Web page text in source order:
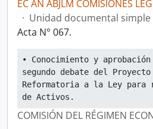
EC AN ABJLM COMISIONES
· Unidad documental simple
Acta N° 067.
• Conocimiento y
segundo debate del
Reformatoria a la Ley para
de Activos.
COMISIÓN DEL RÉGIMEN